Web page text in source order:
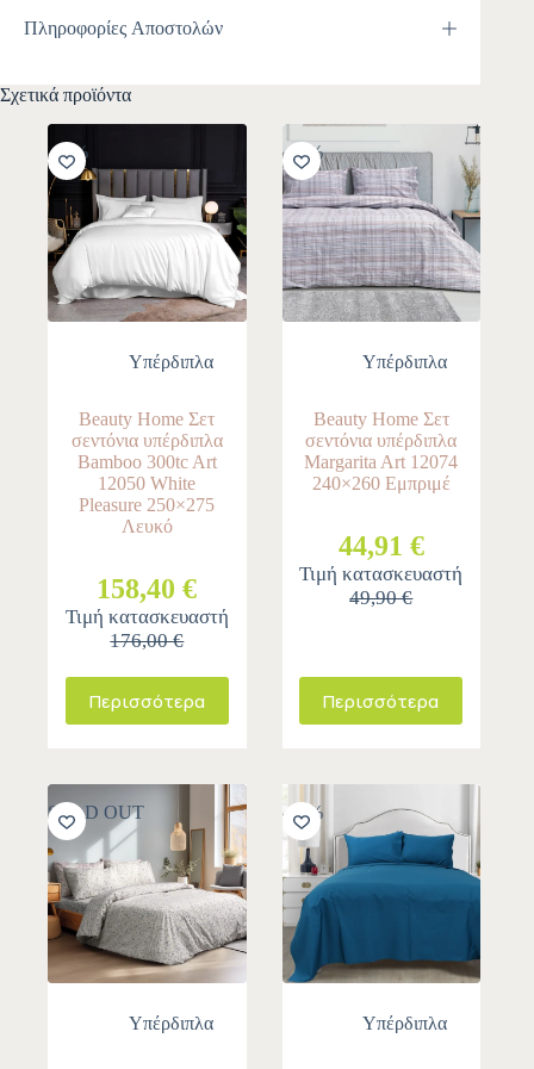
Πληροφορίες Αποστολών
Σχετικά προϊόντα
-10%
Υπέρδιπλα
Beauty Home Σετ
σεντόνια υπέρδιπλα
Bamboo 300tc Art
12050 White
Pleasure 250×275
Λευκό
158,40 €
Τιμή κατασκευαστή
176,00 €
Περισσότερα
-10%
Υπέρδιπλα
Beauty Home Σετ
σεντόνια υπέρδιπλα
Margarita Art 12074
240×260 Εμπριμέ
44,91 €
Τιμή κατασκευαστή
49,90 €
Περισσότερα
SOLD OUT
Υπέρδιπλα
-10%
Υπέρδιπλα